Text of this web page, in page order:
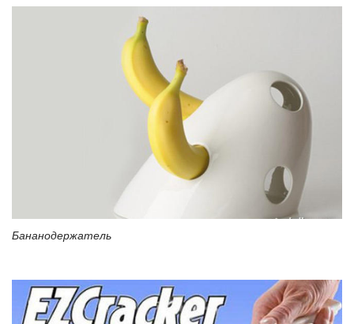
Бананодержатель